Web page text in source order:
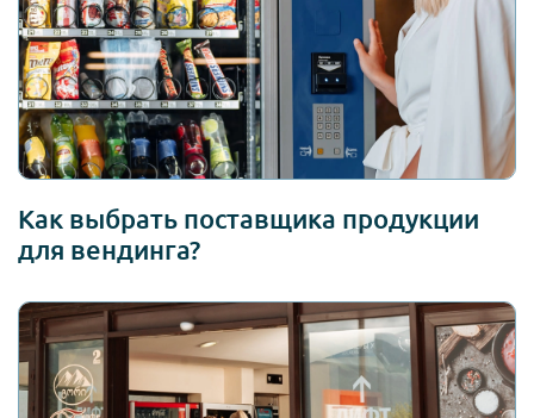
Как выбрать поставщика продукции
для вендинга?